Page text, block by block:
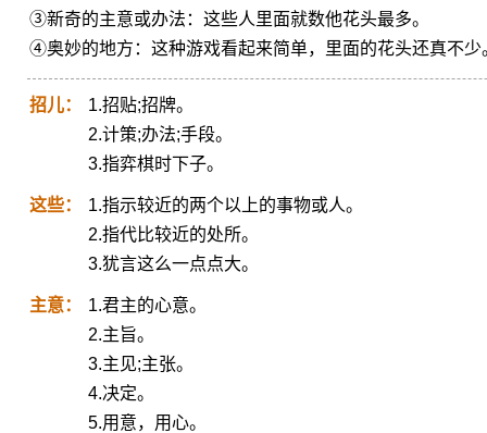
③新奇的主意或办法：这些人里面就数他花头最多。
④奥妙的地方：这种游戏看起来简单，里面的花头还真不少
招儿：
1.招贴;招牌。
2.计策;办法;手段。
3.指弈棋时下子。
这些：
1.指示较近的两个以上的事物或人。
2.指代比较近的处所。
3.犹言这么一点点大。
主意：
1.君主的心意。
2.主旨。
3.主见;主张。
4.决定。
5.用意，用心。